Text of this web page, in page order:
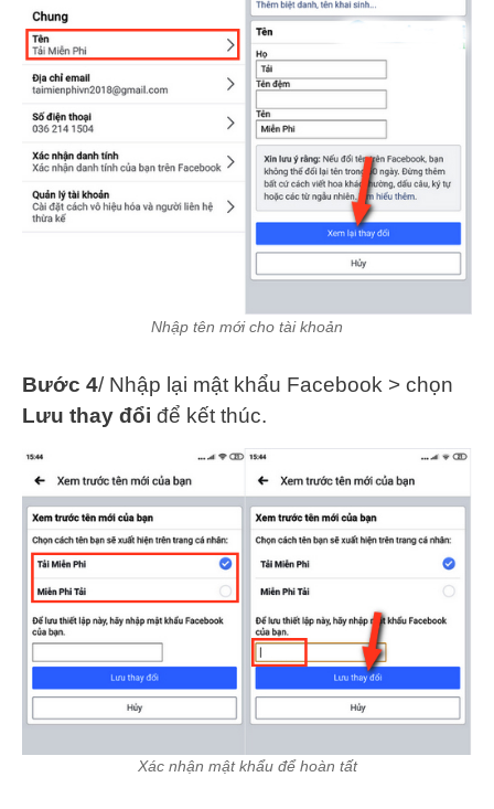
Nhập tên mới cho tài khoản
Bước 4/ Nhập lại mật khẩu Facebook > chọn
Lưu thay đổi để kết thúc.
Xác nhận mật khẩu để hoàn tất